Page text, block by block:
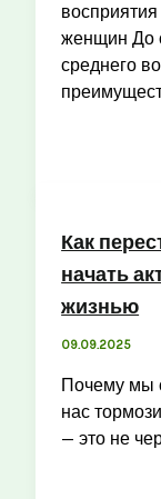
восприятия
женщин До
среднего
Как
начать
жизнью
09.09.2025
Почему мы
нас
— это не